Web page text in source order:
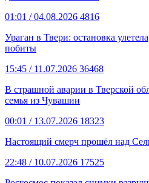
01:01 / 04.08.2026 4816
Ураган в Твери: остановка
побиты
15:45 / 11.07.2026 36468
В страшной аварии в Тверской
семья из Чувашии
00:01 / 13.07.2026 18323
Настоящий смерч прошёл над
22:48 / 10.07.2026 17525